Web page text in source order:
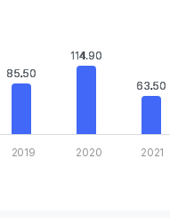
categories.
values. Data
85.50
85.50
114.90
114.90
63.50
63.50
2019 2020 2021